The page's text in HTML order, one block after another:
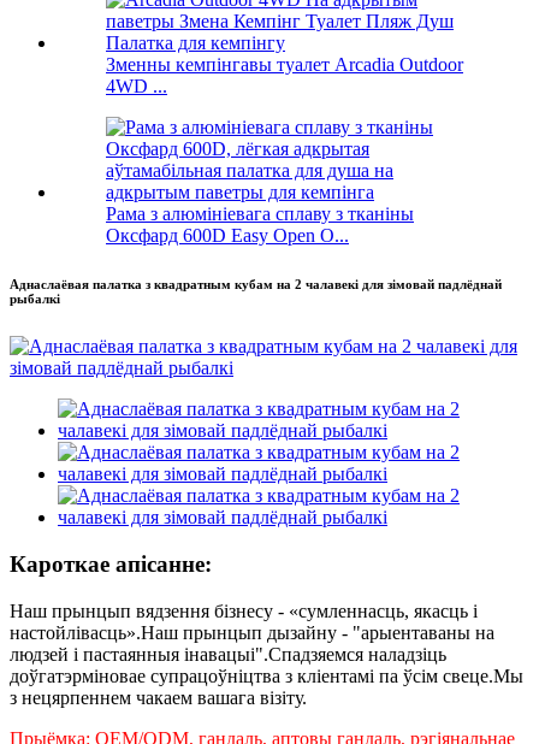
Зменны кемпінгавы туалет Arcadia Outdoor
4WD ...
Рама з алюмініевага сплаву з тканіны
Оксфард 600D Easy Open O...
Аднаслаёвая палатка з квадратным кубам на 2 чалавекі для зімовай падлёднай
рыбалкі
Кароткае апісанне:
Наш прынцып вядзення бізнесу - «сумленнасць, якасць і
настойлівасць».Наш прынцып дызайну - "арыентаваны на
людзей і пастаянныя інавацыі".Спадзяемся наладзіць
доўгатэрміновае супрацоўніцтва з кліентамі па ўсім свеце.Мы
з нецярпеннем чакаем вашага візіту.
Прыёмка: OEM/ODM, гандаль, аптовы гандаль, рэгіянальнае